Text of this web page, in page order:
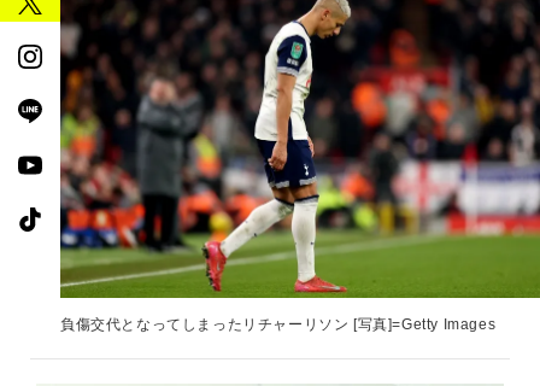
負傷交代となってしまったリチャーリソン [写真]=Getty Images